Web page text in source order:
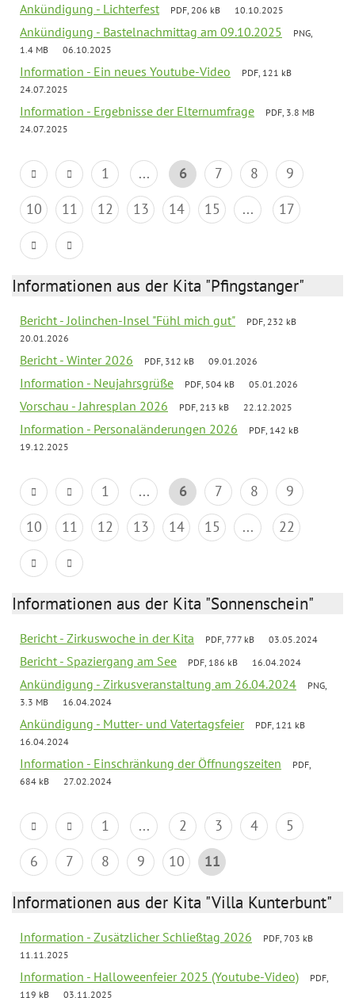
Ankündigung - Lichterfest PDF, 206 kB 10.10.2025
Ankündigung - Bastelnachmittag am 09.10.2025
PNG,
1.4 MB
06.10.2025
Information - Ein neues Youtube-Video
PDF, 121 kB
24.07.2025
Information - Ergebnisse der Elternumfrage
PDF, 3.8 MB
24.07.2025
1 ... 6 7 8
9
10
11 12 13 14 15 ... 17
Informationen aus der Kita "Pfingstanger"
Bericht - Jolinchen-Insel "Fühl mich gut"
PDF, 232 kB
20.01.2026
Bericht - Winter 2026 PDF, 312 kB 09.01.2026
Information - Neujahrsgrüße PDF, 504 kB 05.01.2026
Vorschau - Jahresplan 2026 PDF, 213 kB 22.12.2025
Information - Personaländerungen 2026
PDF, 142 kB
19.12.2025
1 ... 6 7 8
9
10
11 12 13 14 15 ... 22
Informationen aus der Kita "Sonnenschein"
Bericht - Zirkuswoche in der Kita PDF, 777 kB 03.05.2024
Bericht - Spaziergang am See PDF, 186 kB 16.04.2024
Ankündigung - Zirkusveranstaltung am 26.04.2024
PNG,
3.3 MB
16.04.2024
Ankündigung - Mutter- und Vatertagsfeier
PDF, 121 kB
16.04.2024
Information - Einschränkung der Öffnungszeiten
PDF,
684 kB
27.02.2024
1 ... 2 3 4
5
6
7 8 9 10 11
Informationen aus der Kita "Villa Kunterbunt"
Information - Zusätzlicher Schließtag 2026
PDF, 703 kB
11.11.2025
Information - Halloweenfeier 2025 (Youtube-Video)
PDF,
119 kB
03.11.2025